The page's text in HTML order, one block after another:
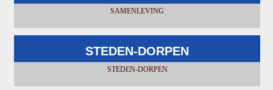
SAMENLEVING
STEDEN-DORPEN
STEDEN-DORPEN